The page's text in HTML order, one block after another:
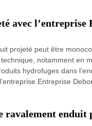
avec l’entreprise
projeté peut être
notamment en
hydrofuges dans
Entreprise